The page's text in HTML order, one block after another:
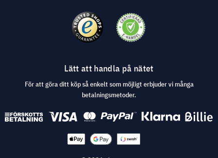
Lätt att handla på nätet
För att göra ditt köp så enkelt som möjligt erbjuder vi många
betalningsmetoder.